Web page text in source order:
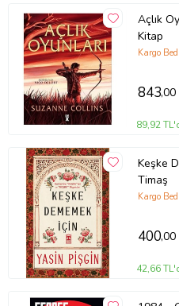
Sayfa Sayısı 144
Yayın Dili
Türkçe
Yazar
Howard Phillips
Ürün Kodu:kcm86833319
Açlık
Kitap
Kargo
843,00
89,92
Keşke
Timaş
Kargo
400,00
42,66